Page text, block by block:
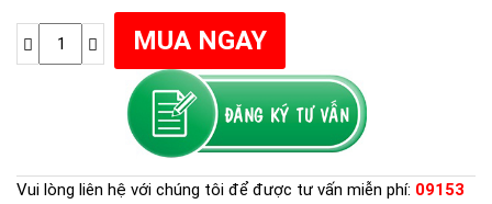
Vui lòng liên hệ với chúng tôi để được tư vấn miễn phí: 09153